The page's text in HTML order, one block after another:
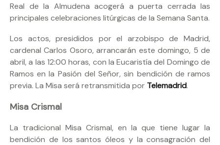
Real de la Almudena acogerá a puerta cerrada las
principales celebraciones litúrgicas de la Semana Santa.
Los actos, presididos por el arzobispo de Madrid,
cardenal Carlos Osoro, arrancarán este domingo, 5 de
abril, a las 12:00 horas, con la Eucaristía del Domingo de
Ramos en la Pasión del Señor, sin bendición de ramos
previa. La Misa será retransmitida por Telemadrid.
Misa Crismal
La tradicional Misa Crismal, en la que tiene lugar la
bendición de los santos óleos y la consagración del